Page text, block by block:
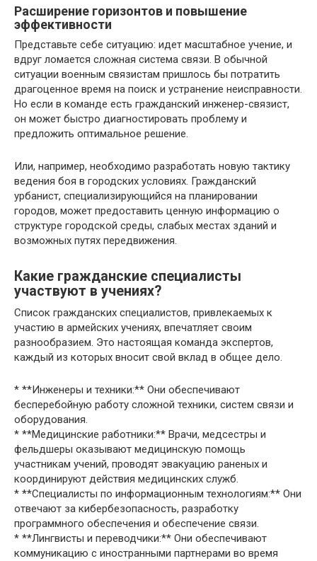
Расширение горизонтов и повышение
эффективности
Представьте себе ситуацию: идет масштабное учение, и
вдруг ломается сложная система связи. В обычной
ситуации военным связистам пришлось бы потратить
драгоценное время на поиск и устранение неисправности.
Но если в команде есть гражданский инженер-связист,
он может быстро диагностировать проблему и
предложить оптимальное решение.
Или, например, необходимо разработать новую тактику
ведения боя в городских условиях. Гражданский
урбанист, специализирующийся на планировании
городов, может предоставить ценную информацию о
структуре городской среды, слабых местах зданий и
возможных путях передвижения.
Какие гражданские специалисты
участвуют в учениях?
Список гражданских специалистов, привлекаемых к
участию в армейских учениях, впечатляет своим
разнообразием. Это настоящая команда экспертов,
каждый из которых вносит свой вклад в общее дело.
* **Инженеры и техники:** Они обеспечивают
бесперебойную работу сложной техники, систем связи и
оборудования.
* **Медицинские работники:** Врачи, медсестры и
фельдшеры оказывают медицинскую помощь
участникам учений, проводят эвакуацию раненых и
координируют действия медицинских служб.
* **Специалисты по информационным технологиям:** Они
отвечают за кибербезопасность, разработку
программного обеспечения и обеспечение связи.
* **Лингвисты и переводчики:** Они обеспечивают
коммуникацию с иностранными партнерами во время